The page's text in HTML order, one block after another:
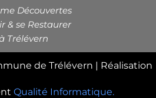
Découvertes
& se Restaurer
Trélévern
de Trélévern | Réalisation
Qualité Informatique.